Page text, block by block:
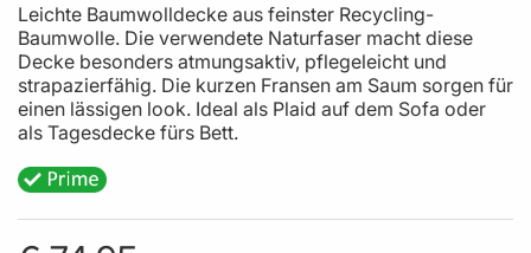
Leichte Baumwolldecke aus feinster Recycling-
Baumwolle. Die verwendete Naturfaser macht diese
Decke besonders atmungsaktiv, pflegeleicht und
strapazierfähig. Die kurzen Fransen am Saum sorgen für
einen lässigen look. Ideal als Plaid auf dem Sofa oder
als Tagesdecke fürs Bett.